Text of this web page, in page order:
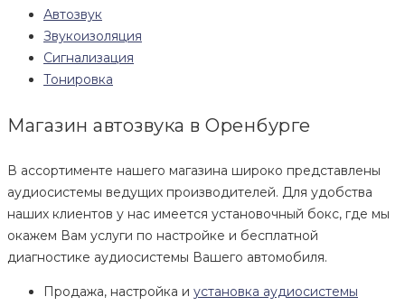
Автозвук
Звукоизоляция
Сигнализация
Тонировка
Магазин автозвука в Оренбурге
В ассортименте нашего магазина широко представлены
аудиосистемы ведущих производителей. Для удобства
наших клиентов у нас имеется установочный бокс, где мы
окажем Вам услуги по настройке и бесплатной
диагностике аудиосистемы Вашего автомобиля.
Продажа, настройка и установка аудиосистемы